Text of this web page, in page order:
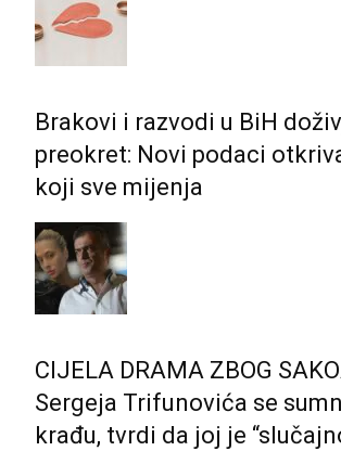
Brakovi i razvodi u BiH
preokret: Novi podaci
koji sve mijenja
CIJELA DRAMA ZBOG
Sergeja Trifunovića se
krađu, tvrdi da joj je